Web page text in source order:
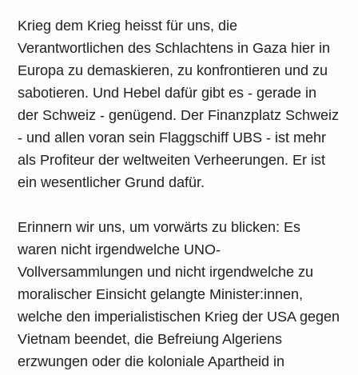
Krieg dem Krieg heisst für uns, die
Verantwortlichen des Schlachtens in Gaza hier in
Europa zu demaskieren, zu konfrontieren und zu
sabotieren. Und Hebel dafür gibt es - gerade in
der Schweiz - genügend. Der Finanzplatz Schweiz
- und allen voran sein Flaggschiff UBS - ist mehr
als Profiteur der weltweiten Verheerungen. Er ist
ein wesentlicher Grund dafür.
Erinnern wir uns, um vorwärts zu blicken: Es
waren nicht irgendwelche UNO-
Vollversammlungen und nicht irgendwelche zu
moralischer Einsicht gelangte Minister:innen,
welche den imperialistischen Krieg der USA gegen
Vietnam beendet, die Befreiung Algeriens
erzwungen oder die koloniale Apartheid in